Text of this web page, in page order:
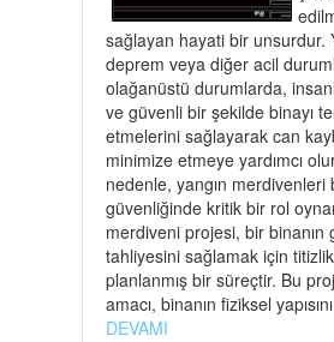
sağlayan hayati bir unsurdur.
deprem veya diğer acil
olağanüstü durumlarda,
ve güvenli bir şekilde binayı
etmelerini sağlayarak can
minimize etmeye yardımcı
nedenle, yangın merdivenleri
güvenliğinde kritik bir rol
merdiveni projesi, bir binanın
tahliyesini sağlamak için
planlanmış bir süreçtir. Bu
amacı, binanın fiziksel
DEVAMI